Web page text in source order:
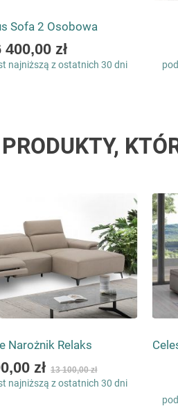
Sofa 2 Osobowa
400,00 zł
najniższą z ostatnich 30 dni
Narożnik Relaks
zł 13 100,00 zł
najniższą z ostatnich 30 dni